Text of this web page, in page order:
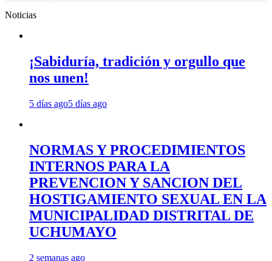
Noticias
¡Sabiduría, tradición y orgullo que
nos unen!
5 días ago5 días ago
NORMAS Y PROCEDIMIENTOS
INTERNOS PARA LA
PREVENCION Y SANCION DEL
HOSTIGAMIENTO SEXUAL EN LA
MUNICIPALIDAD DISTRITAL DE
UCHUMAYO
2 semanas ago